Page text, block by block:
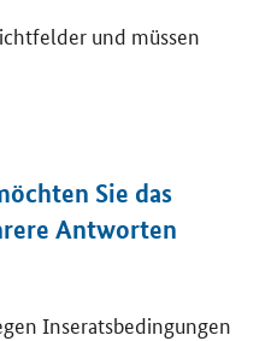
und müssen
Sie das
Antworten
Inseratsbedingungen